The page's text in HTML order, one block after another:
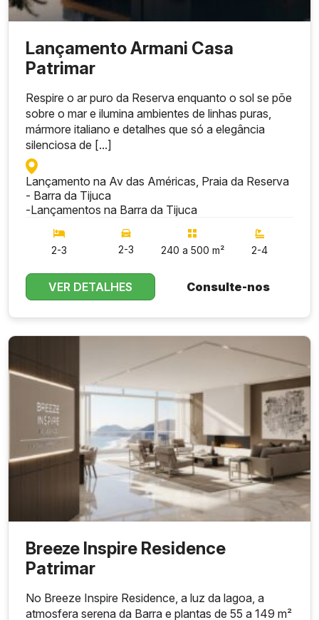
Lançamento Armani Casa
Patrimar
Respire o ar puro da Reserva enquanto o sol se põe
sobre o mar e ilumina ambientes de linhas puras,
mármore italiano e detalhes que só a elegância
silenciosa de [...]
Lançamento na Av das Américas, Praia da Reserva
- Barra da Tijuca
-Lançamentos na Barra da Tijuca
2-3 2-3 240 a 500 m² 2-4
VER DETALHES Consulte-nos
Breeze Inspire Residence
Patrimar
No Breeze Inspire Residence, a luz da lagoa, a
atmosfera serena da Barra e plantas de 55 a 149 m²